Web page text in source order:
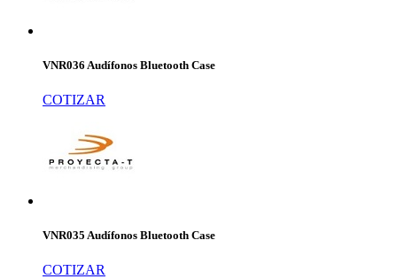
VNR036 Audífonos Bluetooth Case
COTIZAR
VNR035 Audífonos Bluetooth Case
COTIZAR